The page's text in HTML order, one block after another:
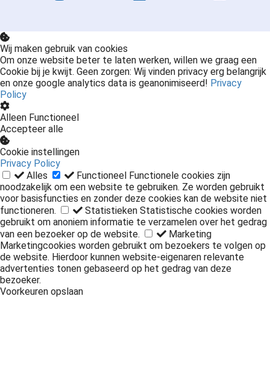
Wij maken gebruik van cookies
Om onze website beter te laten werken, willen we graag een
Cookie bij je kwijt. Geen zorgen: Wij vinden privacy erg belangrijk
en onze google analytics data is geanonimiseerd! Privacy
Policy
Alleen Functioneel
Accepteer alle
Cookie instellingen
Privacy Policy
Alles
Functioneel Functionele cookies zijn
noodzakelijk om een website te gebruiken. Ze worden gebruikt
voor basisfuncties en zonder deze cookies kan de website niet
functioneren.
Statistieken Statistische cookies worden
gebruikt om anoniem informatie te verzamelen over het gedrag
van een bezoeker op de website.
Marketing
Marketingcookies worden gebruikt om bezoekers te volgen op
de website. Hierdoor kunnen website-eigenaren relevante
advertenties tonen gebaseerd op het gedrag van deze
bezoeker.
Voorkeuren opslaan